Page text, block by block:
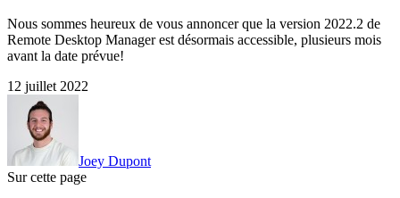
Nous sommes heureux de vous annoncer que la version 2022.2 de
Remote Desktop Manager est désormais accessible, plusieurs mois
avant la date prévue!
12 juillet 2022
Joey Dupont
Sur cette page